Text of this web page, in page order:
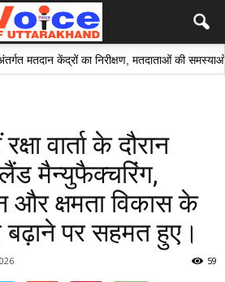
केंद्रों का निरीक्षण, मतदाताओं की समस्याओं के
वार्ता के दौरान
मैन्युफैक्चरिंग,
और क्षमता विकास के
बढ़ाने पर सहमत हुए।
59